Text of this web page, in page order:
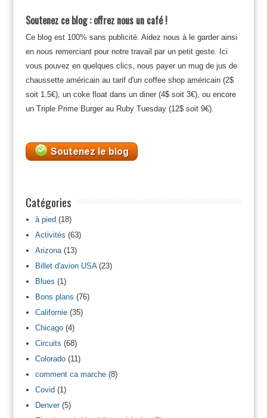
Soutenez ce blog : offrez nous un café !
Ce blog est 100% sans publicité. Aidez nous à le garder ainsi
en nous remerciant pour notre travail par un petit geste. Ici
vous pouvez en quelques clics, nous payer un mug de jus de
chaussette américain au tarif d'un coffee shop américain (2$
soit 1.5€), un coke float dans un diner (4$ soit 3€), ou encore
un Triple Prime Burger au Ruby Tuesday (12$ soit 9€).
Catégories
à pied(18)
Activités (63)
Arizona(13)
Billet d'avion USA(23)
Blues (1)
Bons plans (76)
Californie(35)
Chicago(4)
Circuits (68)
Colorado(11)
comment ca marche(8)
Covid(1)
Denver(5)